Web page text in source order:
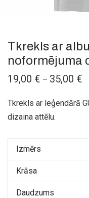
Tkrekls ar
noformējuma
19,00 € – 35,00 €
Tkrekls ar leģendārā
dizaina attēlu.
Izmērs
Krāsa
Daudzums